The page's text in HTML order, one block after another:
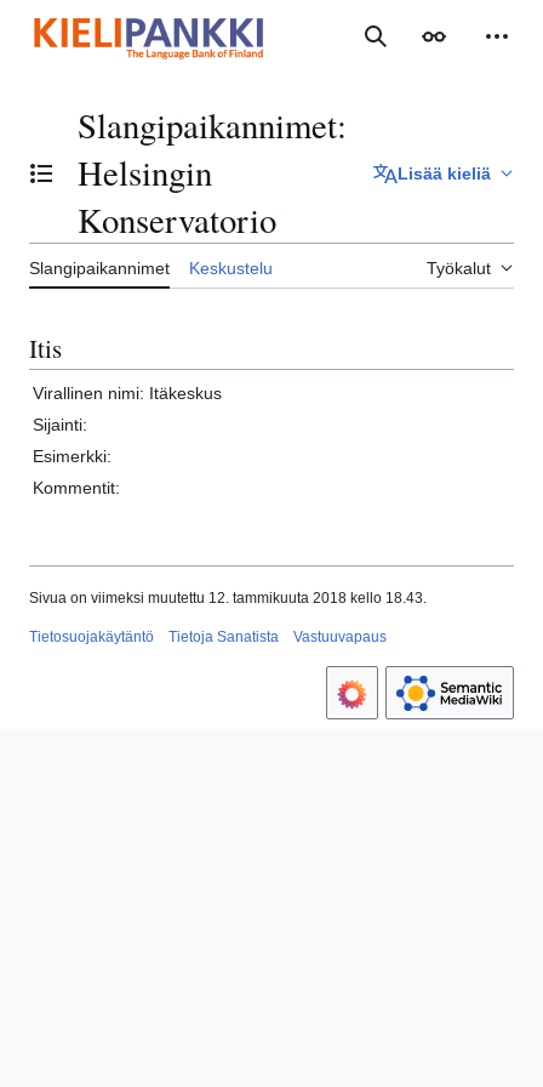
sisältöön
Haku Ulkoasu
Vaihda sisällysluettelo
Slangipaikannimet:
Helsingin
Konservatorio
Lisää kieliä
Slangipaikannimet Keskustelu Työkalut
Itis
Virallinen nimi: Itäkeskus
Sijainti:
Esimerkki:
Kommentit:
Sivua on viimeksi muutettu 12. tammikuuta 2018 kello 18.43.
Tietosuojakäytäntö Tietoja Sanatista Vastuuvapaus